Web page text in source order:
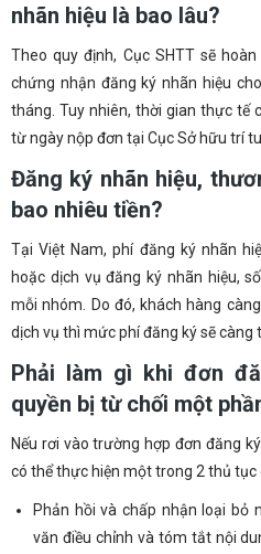
nhãn hiệu là bao lâu?
Theo quy định, Cục SHTT sẽ
chứng nhận đăng ký nhãn hiệu
tháng. Tuy nhiên, thời gian thực tế
từ ngày nộp đơn tại Cục Sở hữu trí
Đăng ký nhãn hiệu,
bao nhiêu tiền?
Tại Việt Nam, phí đăng ký nhãn
hoặc dịch vụ đăng ký nhãn hiệu,
mỗi nhóm. Do đó, khách hàng
dịch vụ thì mức phí đăng ký sẽ càng
Phải làm gì khi đơn
quyền bị từ chối một
Nếu rơi vào trường hợp đơn đăng
có thể thực hiện một trong 2 thủ tục
Phản hồi và chấp nhận loại bỏ
văn điều chỉnh và tóm tắt nội